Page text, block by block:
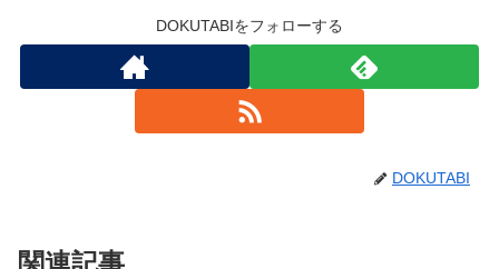
DOKUTABIをフォローする
DOKUTABI
関連記事